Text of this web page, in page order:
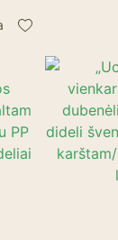
sriubos
šventinių
rinkiniai
šaltam